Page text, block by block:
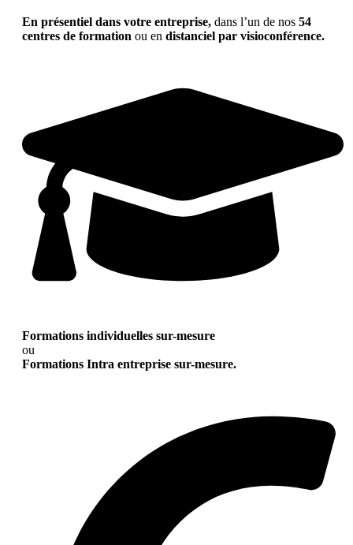
En présentiel dans votre entreprise, dans l’un de nos 54
centres de formation ou en distanciel par visioconférence.
Formations individuelles sur-mesure
ou
Formations Intra entreprise sur-mesure.